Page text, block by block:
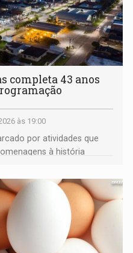
completa 43 anos
às 19:00
por atividades que
à história